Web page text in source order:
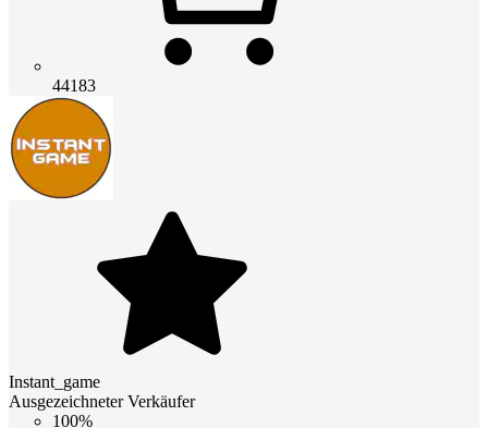
44183
Instant_game
Ausgezeichneter Verkäufer
100%